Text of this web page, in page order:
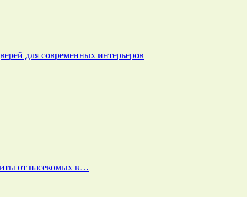
для современных интерьеров
от насекомых в…